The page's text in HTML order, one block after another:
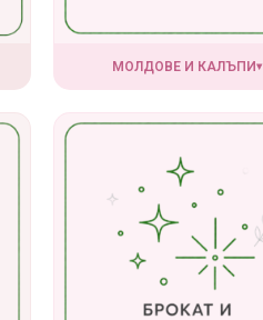
МОЛДОВЕ И КАЛЪПИ▾